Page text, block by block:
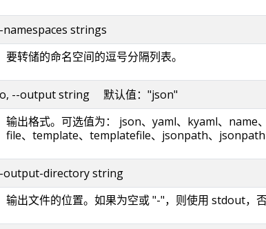
namespaces strings
要转储的命名空间的逗号分隔列表。
--output string 默认值："json"
输出格式。可选值为： json、yaml、kyaml、
file、template、templatefile、jsonpath、
output-directory string
输出文件的位置。如果为空或 "-"，则使用 stdout，